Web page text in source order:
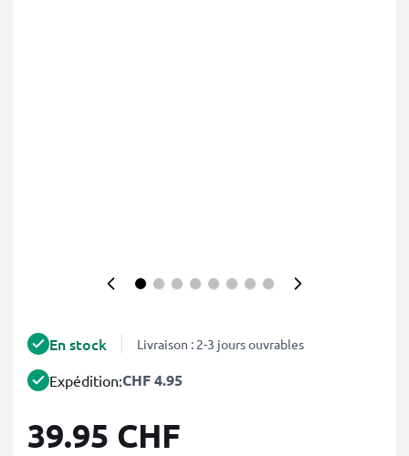
En stock Livraison : 2-3 jours ouvrables
Expédition:CHF 4.95
39.95 CHF